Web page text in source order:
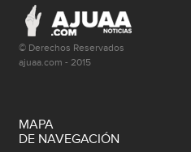
© Derechos Reservados
ajuaa.com - 2015
MAPA
DE NAVEGACIÓN